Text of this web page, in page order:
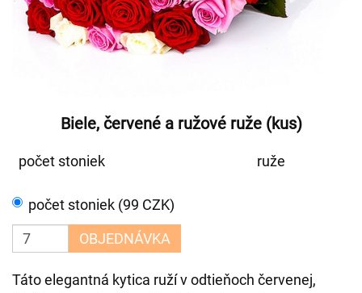
Biele, červené a ružové ruže (kus)
počet stoniek ruže
počet stoniek (99 CZK)
OBJEDNÁVKA
Táto elegantná kytica ruží v odtieňoch červenej,